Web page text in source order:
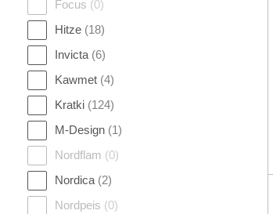
Focus (0)
Hitze (18)
Invicta (6)
Kawmet (4)
Kratki (124)
M-Design (1)
Nordflam (0)
Nordica (2)
Nordpeis (0)